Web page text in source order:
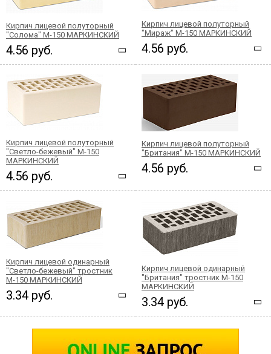
Кирпич лицевой полуторный
"Солома" М-150 МАРКИНСКИЙ
4.56 руб.
Кирпич лицевой полуторный
"Мираж" М-150 МАРКИНСКИЙ
4.56 руб.
Кирпич лицевой полуторный
"Светло-бежевый" М-150
МАРКИНСКИЙ
4.56 руб.
Кирпич лицевой полуторный
"Британия" М-150 МАРКИНСКИЙ
4.56 руб.
Кирпич лицевой одинарный
"Светло-бежевый" тростник
М-150 МАРКИНСКИЙ
3.34 руб.
Кирпич лицевой одинарный
"Британия" тростник М-150
МАРКИНСКИЙ
3.34 руб.